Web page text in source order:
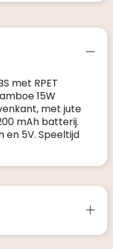
met RPET
15W
met jute
mAh batterij.
en 5V. Speeltijd